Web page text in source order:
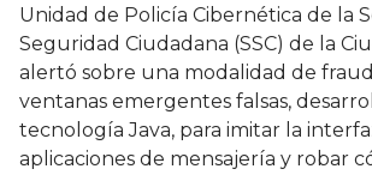
Unidad de Policía Cibernética de la
Seguridad Ciudadana (SSC) de la
alertó sobre una modalidad de
ventanas emergentes falsas,
tecnología Java, para imitar la
aplicaciones de mensajería y robar